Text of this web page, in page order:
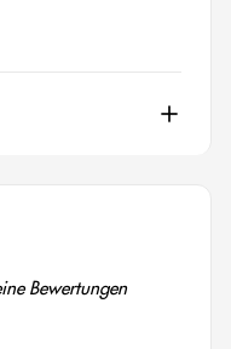
Bewertungen